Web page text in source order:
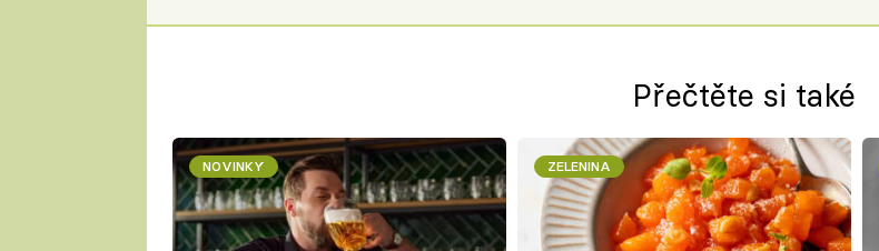
Přečtěte si také
NOVINKY ZELENINA